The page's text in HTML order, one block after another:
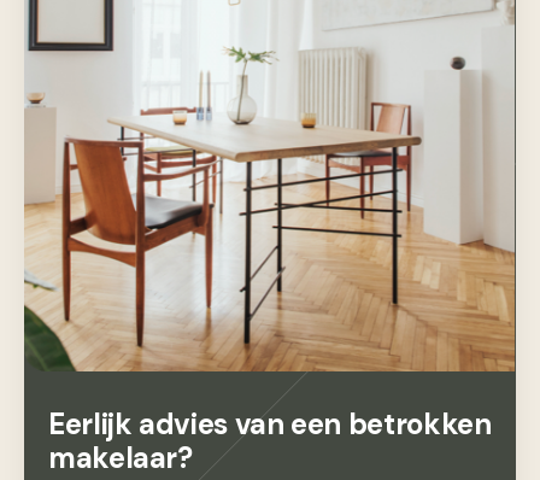
Eerlijk advies van een betrokken
makelaar?